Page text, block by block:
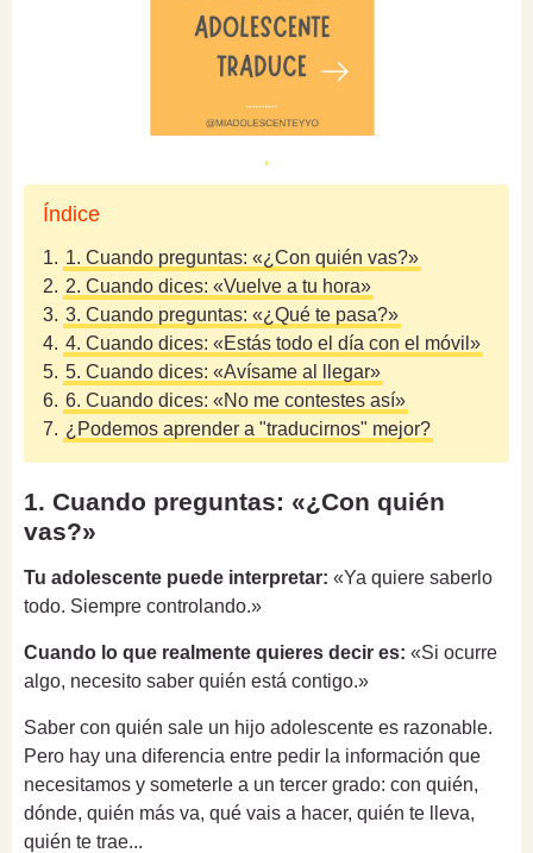
Índice
1. 1. Cuando preguntas: «¿Con quién vas?»
2. 2. Cuando dices: «Vuelve a tu hora»
3. 3. Cuando preguntas: «¿Qué te pasa?»
4. 4. Cuando dices: «Estás todo el día con el móvil»
5. 5. Cuando dices: «Avísame al llegar»
6. 6. Cuando dices: «No me contestes así»
7. ¿Podemos aprender a "traducirnos" mejor?
1. Cuando preguntas: «¿Con quién
vas?»
Tu adolescente puede interpretar: «Ya quiere saberlo
todo. Siempre controlando.»
Cuando lo que realmente quieres decir es: «Si ocurre
algo, necesito saber quién está contigo.»
Saber con quién sale un hijo adolescente es razonable.
Pero hay una diferencia entre pedir la información que
necesitamos y someterle a un tercer grado: con quién,
dónde, quién más va, qué vais a hacer, quién te lleva,
quién te trae...